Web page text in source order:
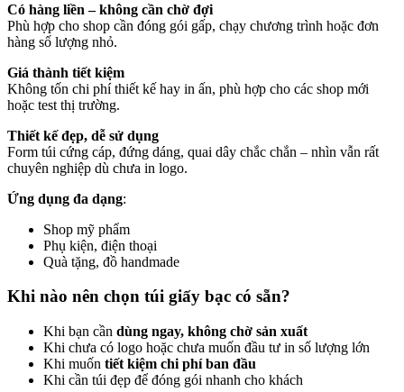
Có hàng liền – không cần chờ đợi
Phù hợp cho shop cần đóng gói gấp, chạy chương trình hoặc đơn
hàng số lượng nhỏ.
Giá thành tiết kiệm
Không tốn chi phí thiết kế hay in ấn, phù hợp cho các shop mới
hoặc test thị trường.
Thiết kế đẹp, dễ sử dụng
Form túi cứng cáp, đứng dáng, quai dây chắc chắn – nhìn vẫn rất
chuyên nghiệp dù chưa in logo.
Ứng dụng đa dạng:
Shop mỹ phẩm
Phụ kiện, điện thoại
Quà tặng, đồ handmade
Khi nào nên chọn túi giấy bạc có sẵn?
Khi bạn cần dùng ngay, không chờ sản xuất
Khi chưa có logo hoặc chưa muốn đầu tư in số lượng lớn
Khi muốn tiết kiệm chi phí ban đầu
Khi cần túi đẹp để đóng gói nhanh cho khách